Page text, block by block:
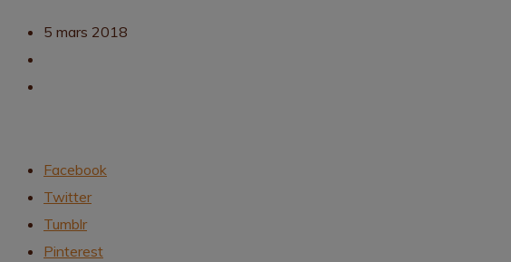
5 mars 2018
Facebook
Twitter
Tumblr
Pinterest